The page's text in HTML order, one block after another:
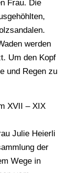
Frau. Die
werden
Um den Kopf
und Regen zu
XVII – XIX
Julie Heierli
der
Wege in